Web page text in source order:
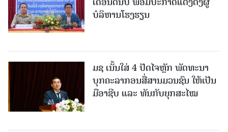
ບໍລິຫານໂຮງຮຽນ
ມຊ ເນັ້ນໃສ່ 4 ປັດໄຈຫຼັກ ພັດທະນາ
ບຸກຄະລາກອນສື່ສານມວນຊົນ ໃຫ້ເປັນ
ມືອາຊີບ ແລະ ທັນກັບຍຸກສະໄໝ